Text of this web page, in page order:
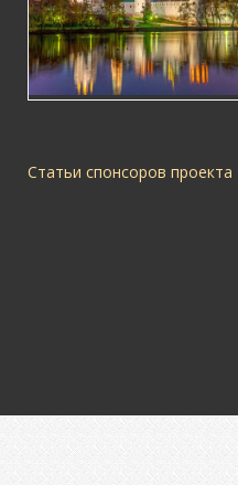
Статьи спонсоров проекта